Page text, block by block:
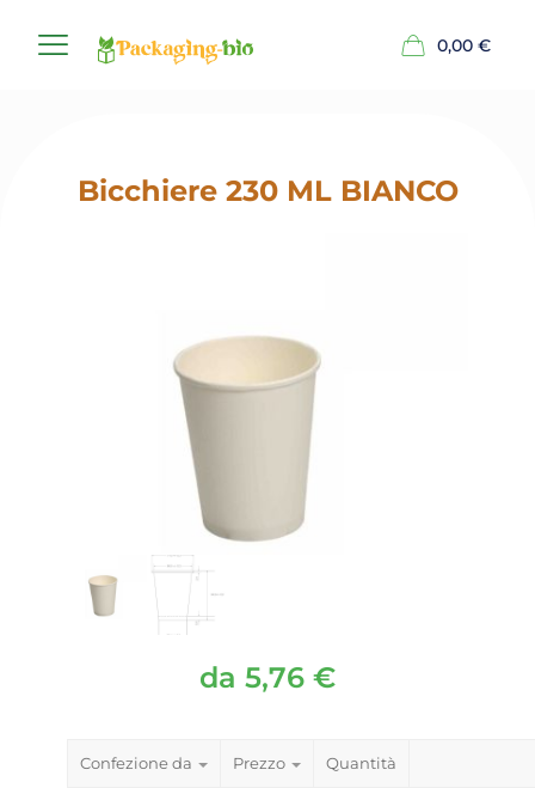
0,00 €
Bicchiere 230 ML BIANCO
da 5,76 €
Confezione da Prezzo Quantità